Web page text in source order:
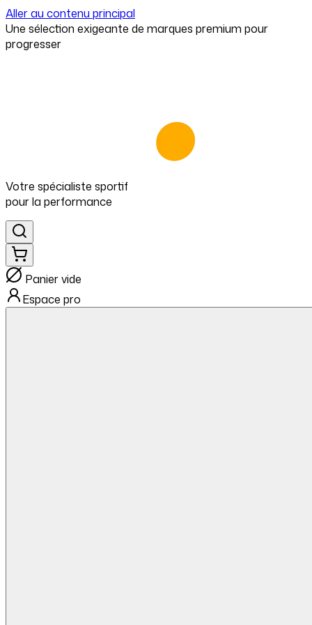
Aller au contenu principal
⁠Une sélection exigeante de marques premium pour
progresser
Votre spécialiste sportif
pourla performance
Panier vide
Espace pro